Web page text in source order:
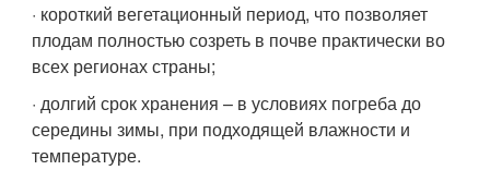
· короткий вегетационный период, что позволяет
плодам полностью созреть в почве практически во
всех регионах страны;
· долгий срок хранения – в условиях погреба до
середины зимы, при подходящей влажности и
температуре.